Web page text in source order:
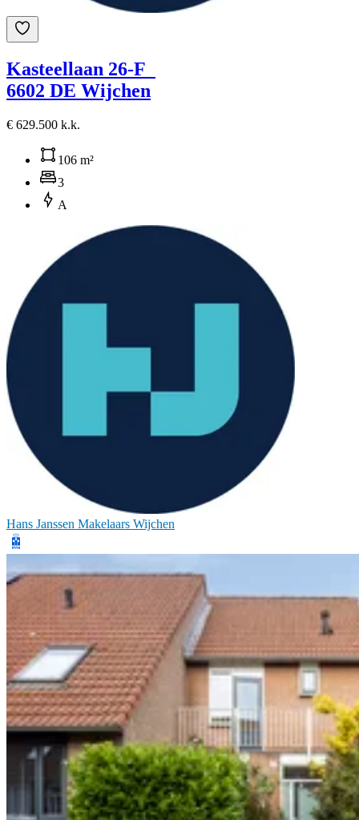
Kasteellaan 26-F
6602 DE Wijchen
€ 629.500 k.k.
106 m²
3
A
Hans Janssen Makelaars Wijchen